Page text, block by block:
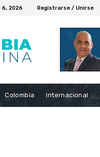
6, 2026 Registrarse / Unirse
Colombia Internacional